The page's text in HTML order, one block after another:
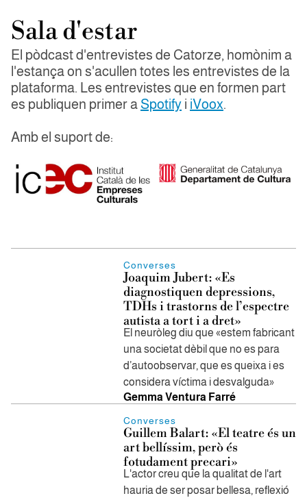
Sala d'estar
El pòdcast d'entrevistes de Catorze, homònim a
l'estança on s'acullen totes les entrevistes de la
plataforma. Les entrevistes que en formen part
es publiquen primer a Spotify i iVoox.
Amb el suport de:
Converses
Joaquim Jubert: «Es
diagnostiquen depressions,
TDHs i trastorns de l’espectre
autista a tort i a dret»
El neuròleg diu que «estem fabricant
una societat dèbil que no es para
d’autoobservar, que es queixa i es
considera víctima i desvalguda»
Gemma Ventura Farré
Converses
Guillem Balart: «El teatre és un
art bellíssim, però és
fotudament precari»
L'actor creu que la qualitat de l'art
hauria de ser posar bellesa, reflexió